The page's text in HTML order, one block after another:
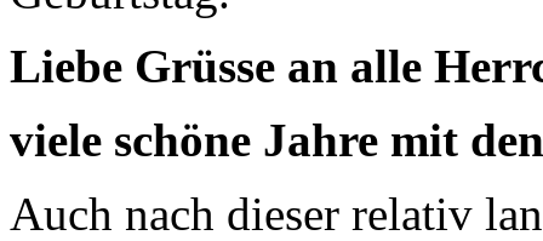
Liebe Grüsse an alle
viele schöne Jahre mit
Auch nach dieser relativ